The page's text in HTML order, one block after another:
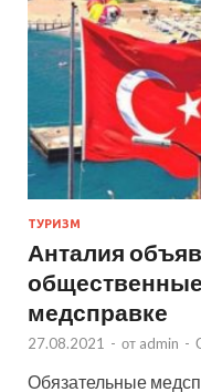
ТУРИЗМ
Анталия
медсправке
27.08.2021 - от admin -
Обязательные